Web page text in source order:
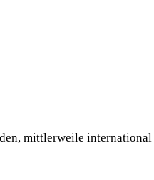
mittlerweile